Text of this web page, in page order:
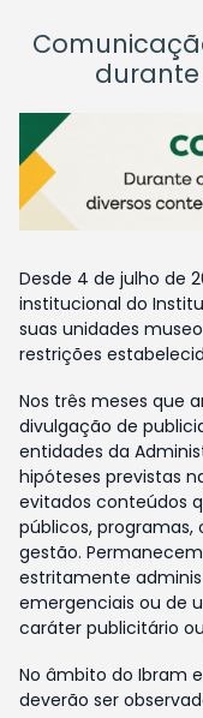
Desde 4 de julho de
institucional do
suas unidades
restrições
Nos três meses que
divulgação de
entidades da
hipóteses previstas
evitados conteúdos
públicos, programas,
gestão.
estritamente
emergenciais ou de
caráter publicitário
No âmbito do Ibram
deverão ser